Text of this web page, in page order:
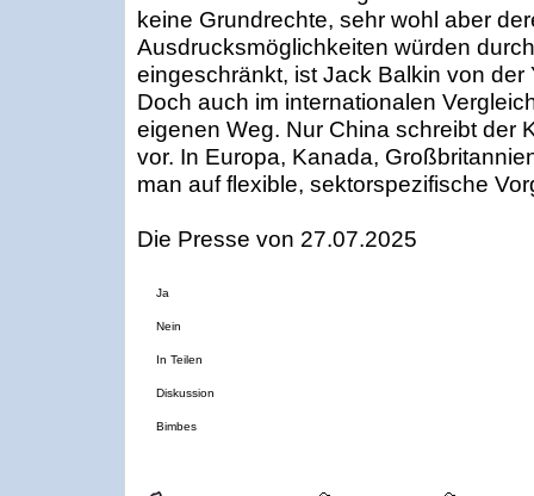
keine Grundrechte, sehr wohl aber
Ausdrucksmöglichkeiten würden
eingeschränkt, ist Jack Balkin von der
Doch auch im internationalen
eigenen Weg. Nur China schreibt der
vor. In Europa, Kanada,
man auf flexible, sektorspezifische
Die Presse von 27.07.2025
Ja
Nein
In Teilen
Diskussion
Bimbes